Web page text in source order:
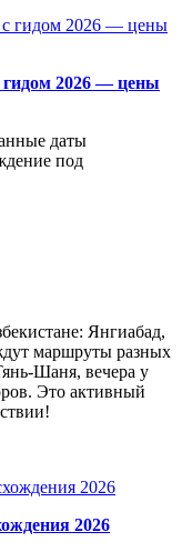
гидом 2026 — цены
даты
под
Янгиабад,
маршруты разных
Шаня, вечера у
Это активный
2026